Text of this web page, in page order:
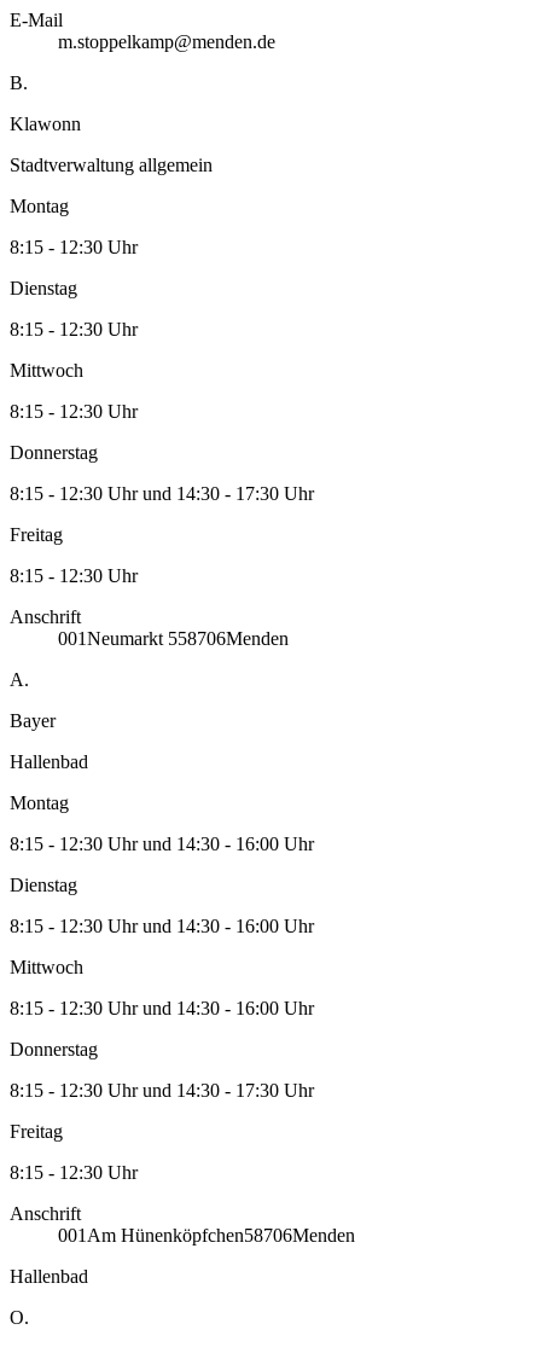
E-Mail
m.stoppelkamp@menden.de
B.
Klawonn
Stadtverwaltung allgemein
Montag
8:15 - 12:30 Uhr
Dienstag
8:15 - 12:30 Uhr
Mittwoch
8:15 - 12:30 Uhr
Donnerstag
8:15 - 12:30 Uhr und 14:30 - 17:30 Uhr
Freitag
8:15 - 12:30 Uhr
Anschrift
001Neumarkt 558706Menden
A.
Bayer
Hallenbad
Montag
8:15 - 12:30 Uhr und 14:30 - 16:00 Uhr
Dienstag
8:15 - 12:30 Uhr und 14:30 - 16:00 Uhr
Mittwoch
8:15 - 12:30 Uhr und 14:30 - 16:00 Uhr
Donnerstag
8:15 - 12:30 Uhr und 14:30 - 17:30 Uhr
Freitag
8:15 - 12:30 Uhr
Anschrift
001 Am Hünenköpfchen58706Menden
Hallenbad
O.